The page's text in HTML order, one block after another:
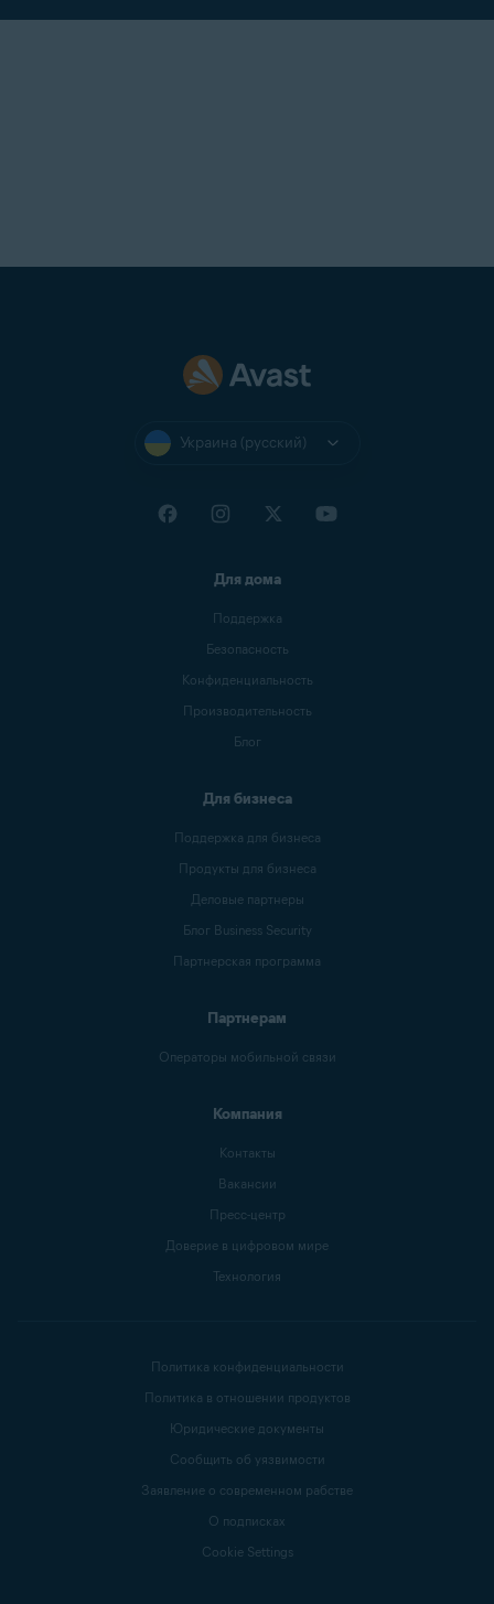
Украина (русский)
Для дома
Поддержка
Безопасность
Конфиденциальность
Производительность
Блог
Для бизнеса
Поддержка для бизнеса
Продукты для бизнеса
Деловые партнеры
Блог Business Security
Партнерская программа
Партнерам
Операторы мобильной связи
Компания
Контакты
Вакансии
Пресс-центр
Доверие в цифровом мире
Технология
Политика конфиденциальности
Политика в отношении продуктов
Юридические документы
Сообщить об уязвимости
Заявление о современном рабстве
О подписках
Cookie Settings